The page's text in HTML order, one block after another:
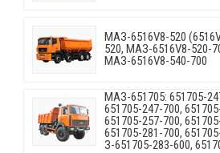
МАЗ-6516V8-520
520, МАЗ-6516V8-520-
МАЗ-6516V8-540-700
МАЗ-651705: 651705-
651705-247-700,
651705-257-700,
651705-281-700,
З-651705-283-600,